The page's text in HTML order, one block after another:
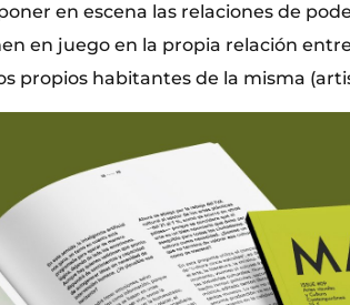
en escena las relaciones de
en juego en la propia relación
propios habitantes de la misma